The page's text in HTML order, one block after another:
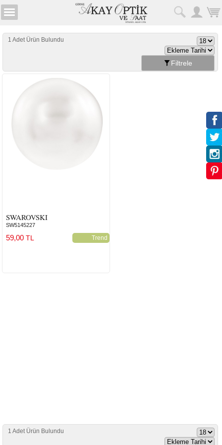
1 Adet Ürün Bulundu
Filtrele
SWAROVSKI
SW5145227
Trend
59,00 TL
1 Adet Ürün Bulundu